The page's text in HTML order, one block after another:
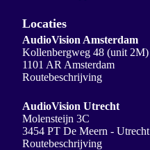
Locaties
AudioVision Amsterdam
Kollenbergweg 48 (unit 2M)
1101 AR Amsterdam
Routebeschrijving
AudioVision Utrecht
Molensteijn 3C
3454 PT De Meern - Utrecht
Routebeschrijving